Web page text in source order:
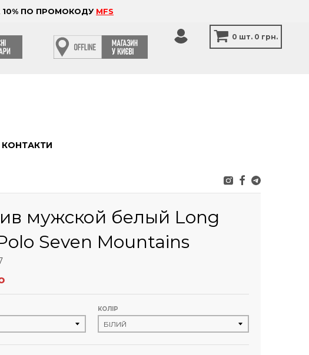
10% ПО ПРОМОКОДУ MFS
0 шт. 0 грн.
КОНТАКТИ
мужской белый Long
Seven Mountains
КОЛІР